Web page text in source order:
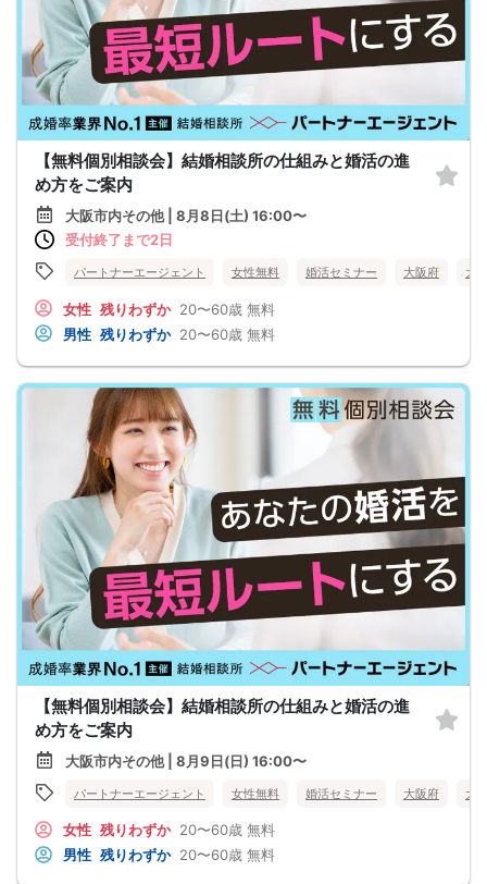
【無料個別相談会】結婚相談所の仕組みと婚活の進
め方をご案内
大阪市内その他 | 8月8日(土) 16:00〜
受付終了まで2日
パートナーエージェント 女性無料 婚活セミナー 大阪府 大
女性 残りわずか 20〜60歳 無料
男性 残りわずか 20〜60歳 無料
【無料個別相談会】結婚相談所の仕組みと婚活の進
め方をご案内
大阪市内その他 | 8月9日(日) 16:00〜
パートナーエージェント 女性無料 婚活セミナー 大阪府 大
女性 残りわずか 20〜60歳 無料
男性 残りわずか 20〜60歳 無料